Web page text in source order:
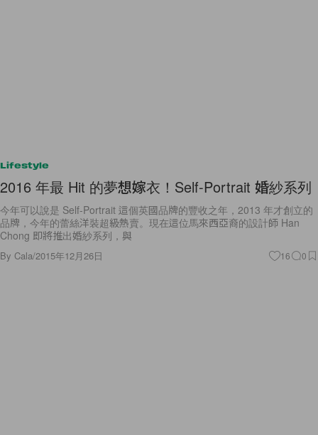
Lifestyle
2016 年最 Hit 的夢想嫁衣！Self-Portrait 婚紗系列
今年可以說是 Self-Portrait 這個英國品牌的豐收之年，2013 年才創立的
品牌，今年的蕾絲洋裝超級熱賣。現在這位馬來西亞裔的設計師 Han
Chong 即將推出婚紗系列，與
By Cala/2015年12月26日 16 0